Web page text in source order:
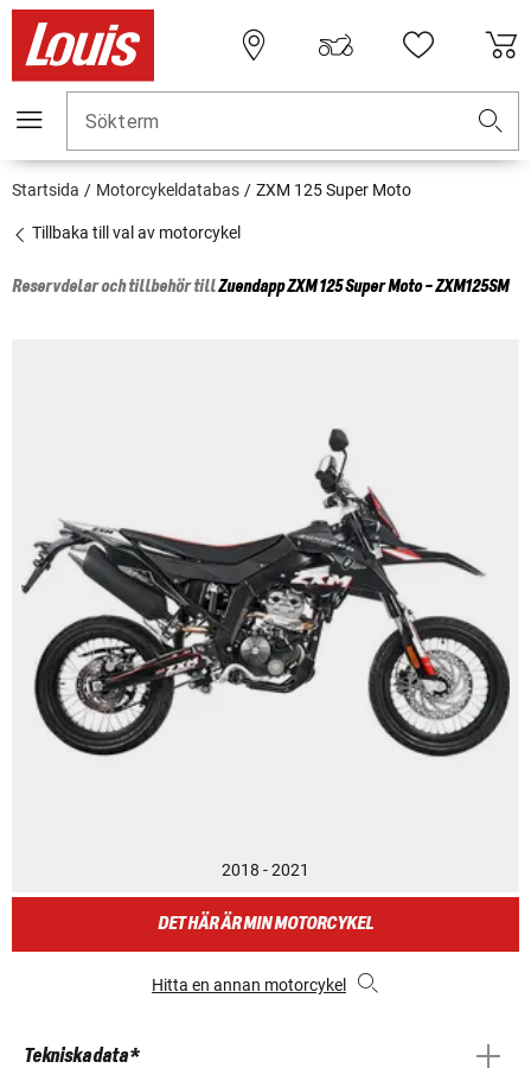
Sökterm
Startsida Motorcykeldatabas ZXM 125 Super Moto
Tillbaka till val av motorcykel
Reservdelar och tillbehör tillZuendappZXM 125 Super Moto - ZXM125SM
2018 - 2021
DET HÄR ÄR MIN MOTORCYKEL
Hitta en annan motorcykel
Tekniska data *